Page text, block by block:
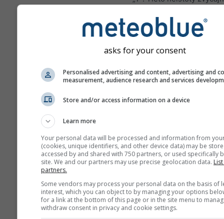
vopred.
Predpoveď je vytvorená
„ensemble“ modelov. Na
predpovedateľnosti sa
niekoľko behov modelu
počiatočnými
Viac meteorologických
Sezónna
predpoveď
asks for your consent
Personalised advertising and content, advertising and
measurement, audience research and services
Store and/or access information on a device
Learn more
Your personal data will be processed and information from
(cookies, unique identifiers, and other device data) may be
accessed by and shared with 750 partners, or used specifically
site. We and our partners may use precise geolocation data.
partners.
Some vendors may process your personal data on the basis of
interest, which you can object to by managing your options
for a link at the bottom of this page or in the site menu to
withdraw consent in privacy and cookie settings.